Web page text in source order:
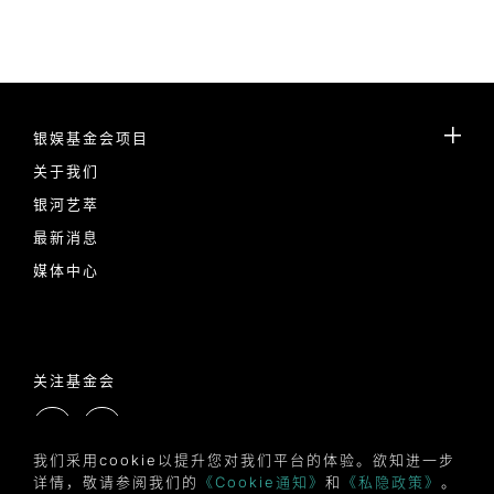
银娱基金会项目
关于我们
银河艺萃
最新消息
媒体中心
关注基金会
我们采用cookie以提升您对我们平台的体验。欲知进一步
详情，敬请参阅我们的
《Cookie通知》 和 《私隐政策》 。